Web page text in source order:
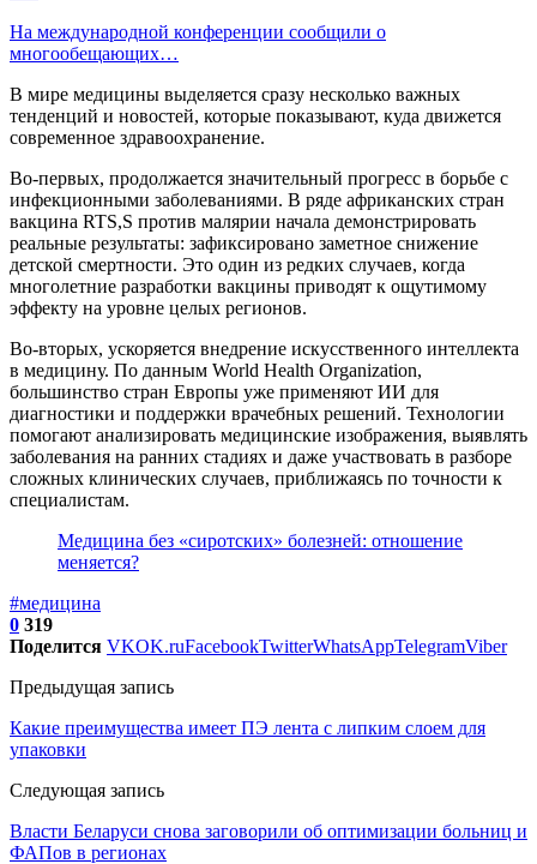
На международной конференции сообщили о
многообещающих…
В мире медицины выделяется сразу несколько важных
тенденций и новостей, которые показывают, куда движется
современное здравоохранение.
Во-первых, продолжается значительный прогресс в борьбе с
инфекционными заболеваниями. В ряде африканских стран
вакцина RTS,S против малярии начала демонстрировать
реальные результаты: зафиксировано заметное снижение
детской смертности. Это один из редких случаев, когда
многолетние разработки вакцины приводят к ощутимому
эффекту на уровне целых регионов.
Во-вторых, ускоряется внедрение искусственного интеллекта
в медицину. По данным World Health Organization,
большинство стран Европы уже применяют ИИ для
диагностики и поддержки врачебных решений. Технологии
помогают анализировать медицинские изображения, выявлять
заболевания на ранних стадиях и даже участвовать в разборе
сложных клинических случаев, приближаясь по точности к
специалистам.
Медицина без «сиротских» болезней: отношение
меняется?
#медицина
0 319
Поделится VKOK.ruFacebookTwitterWhatsAppTelegramViber
Предыдущая запись
Какие преимущества имеет ПЭ лента с липким слоем для
упаковки
Следующая запись
Власти Беларуси снова заговорили об оптимизации больниц и
ФАПов в регионах